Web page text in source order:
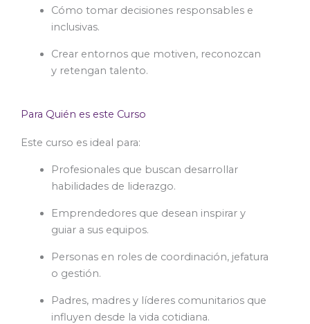
Cómo tomar decisiones responsables e
inclusivas.
Crear entornos que motiven, reconozcan
y retengan talento.
Para Quién es este Curso
Este curso es ideal para:
Profesionales que buscan desarrollar
habilidades de liderazgo.
Emprendedores que desean inspirar y
guiar a sus equipos.
Personas en roles de coordinación, jefatura
o gestión.
Padres, madres y líderes comunitarios que
influyen desde la vida cotidiana.